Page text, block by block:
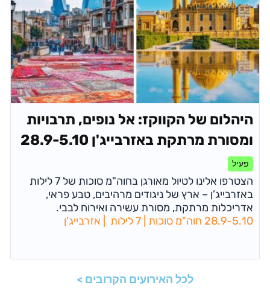
היהלום של הקווקז: אל נופים, תרבויות
ומסורת מרתקת באזרבייג'ן 28.9-5.10
פעיל
הצטרפו אלינו לטיול מאורגן בחוה"מ סוכות של 7 לילות
באזרבייג’ן – ארץ של ניגודים מרהיבים, טבע פראי,
אדריכלות מרתקת, מסורת עשירה ואירוח לבבי.
28.9-5.10 חוה"מ סוכות | 7 לילות | אזרבייג'ן
לכל האירועים הקרובים >